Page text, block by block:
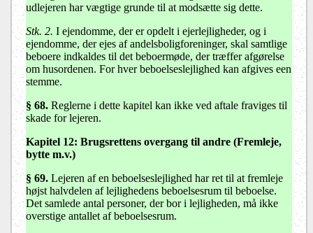
udlejeren har vægtige grunde til at modsætte sig dette.
Stk. 2. I ejendomme, der er opdelt i ejerlejligheder, og i
ejendomme, der ejes af andelsboligforeninger, skal samtlige
beboere indkaldes til det beboermøde, der træffer afgørelse
om husordenen. For hver beboelseslejlighed kan afgives een
stemme.
§ 68. Reglerne i dette kapitel kan ikke ved aftale fraviges til
skade for lejeren.
Kapitel 12: Brugsrettens overgang til andre (Fremleje,
bytte m.v.)
§ 69. Lejeren af en beboelseslejlighed har ret til at fremleje
højst halvdelen af lejlighedens beboelsesrum til beboelse.
Det samlede antal personer, der bor i lejligheden, må ikke
overstige antallet af beboelsesrum.